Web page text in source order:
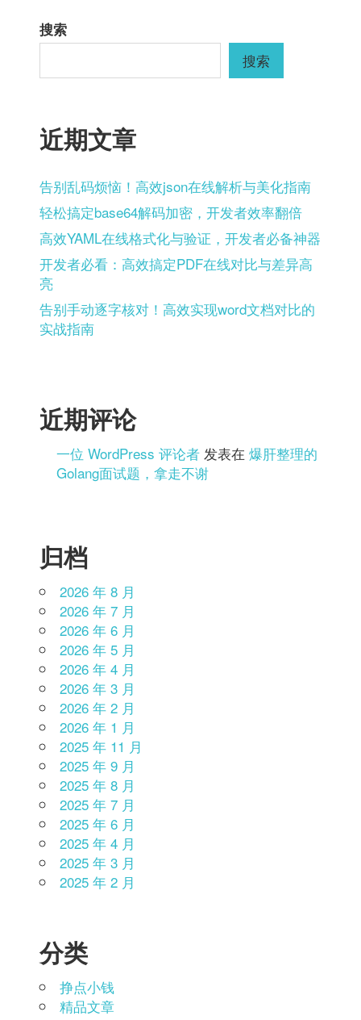
搜索
搜索
近期文章
告别乱码烦恼！高效json在线解析与美化指南
轻松搞定base64解码加密，开发者效率翻倍
高效YAML在线格式化与验证，开发者必备神器
开发者必看：高效搞定PDF在线对比与差异高
亮
告别手动逐字核对！高效实现word文档对比的
实战指南
近期评论
一位 WordPress 评论者 发表在爆肝整理的
Golang面试题，拿走不谢
归档
2026 年 8 月
2026 年 7 月
2026 年 6 月
2026 年 5 月
2026 年 4 月
2026 年 3 月
2026 年 2 月
2026 年 1 月
2025 年 11 月
2025 年 9 月
2025 年 8 月
2025 年 7 月
2025 年 6 月
2025 年 4 月
2025 年 3 月
2025 年 2 月
分类
挣点小钱
精品文章